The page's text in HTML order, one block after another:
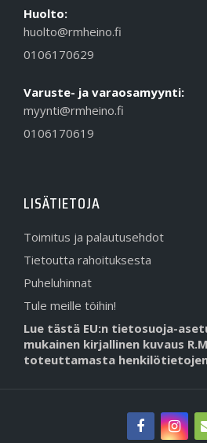
Huolto:
huolto@rmheino.fi
0106170629
Varuste- ja varaosamyynti:
myynti@rmheino.fi
0106170619
LISÄTIETOJA
Toimitus ja palautusehdot
Tietoutta rahoituksesta
Puheluhinnat
Tule meille töihin!
Lue tästä EU:n tietosuoja-
mukainen kirjallinen kuvaus
toteuttamasta